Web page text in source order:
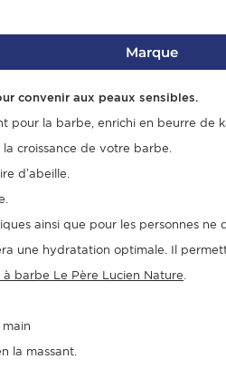
Marque
convenir aux peaux sensibles.
pour la barbe, enrichi en beurre de
croissance de votre barbe.
d’abeille.
ainsi que pour les personnes ne
une hydratation optimale. Il
à barbe Le Père Lucien Nature.
la massant.